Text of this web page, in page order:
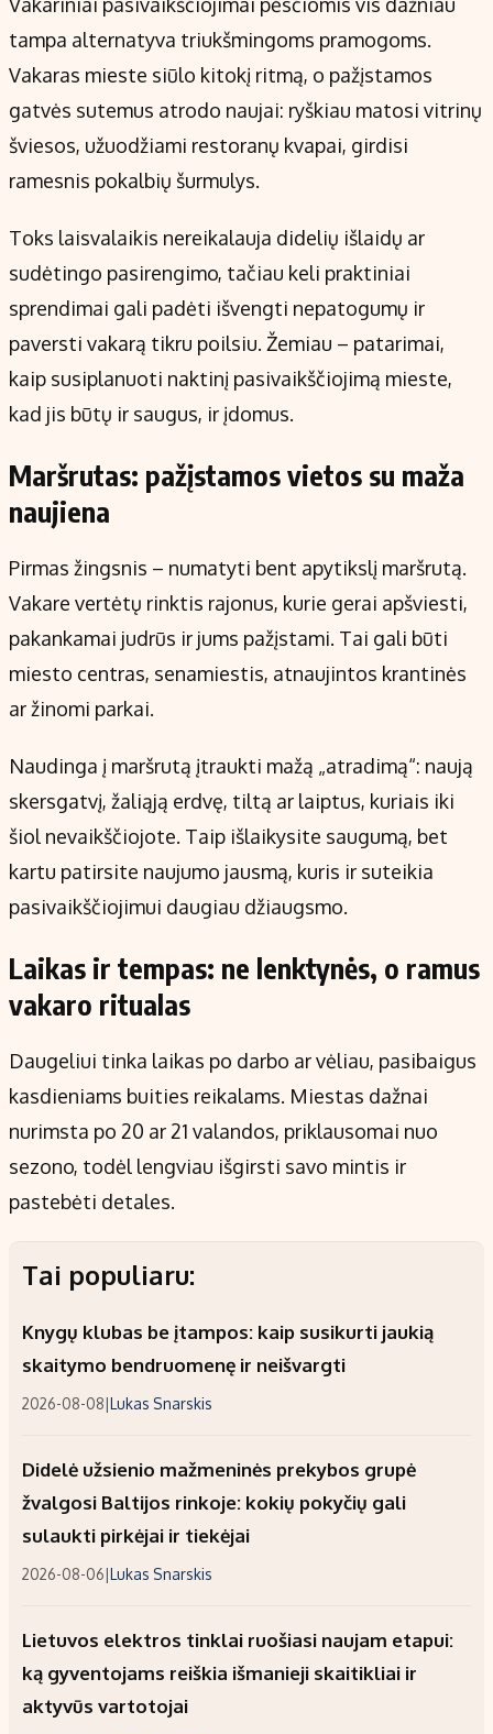
Kontaktai
Regionų naujienos
Indėlių palūkanos
tampa alternatyva triukšmingoms pramogoms.
Vakaras mieste siūlo kitokį ritmą, o pažįstamos
gatvės sutemus atrodo naujai: ryškiau matosi vitrinų
šviesos, užuodžiami restoranų kvapai, girdisi
ramesnis pokalbių šurmulys.
Toks laisvalaikis nereikalauja didelių išlaidų ar
sudėtingo pasirengimo, tačiau keli praktiniai
sprendimai gali padėti išvengti nepatogumų ir
paversti vakarą tikru poilsiu. Žemiau – patarimai,
kaip susiplanuoti naktinį pasivaikščiojimą mieste,
kad jis būtų ir saugus, ir įdomus.
Maršrutas: pažįstamos vietos su maža
naujiena
Pirmas žingsnis – numatyti bent apytikslį maršrutą.
Vakare vertėtų rinktis rajonus, kurie gerai apšviesti,
pakankamai judrūs ir jums pažįstami. Tai gali būti
miesto centras, senamiestis, atnaujintos krantinės
ar žinomi parkai.
Naudinga į maršrutą įtraukti mažą „atradimą“: naują
skersgatvį, žaliąją erdvę, tiltą ar laiptus, kuriais iki
šiol nevaikščiojote. Taip išlaikysite saugumą, bet
kartu patirsite naujumo jausmą, kuris ir suteikia
pasivaikščiojimui daugiau džiaugsmo.
Laikas ir tempas: ne lenktynės, o ramus
vakaro ritualas
Daugeliui tinka laikas po darbo ar vėliau, pasibaigus
kasdieniams buities reikalams. Miestas dažnai
nurimsta po 20 ar 21 valandos, priklausomai nuo
sezono, todėl lengviau išgirsti savo mintis ir
pastebėti detales.
Tai populiaru:
Knygų klubas be įtampos: kaip susikurti jaukią
skaitymo bendruomenę ir neišvargti
2026-08-08|Lukas Snarskis
Didelė užsienio mažmeninės prekybos grupė
žvalgosi Baltijos rinkoje: kokių pokyčių gali
sulaukti pirkėjai ir tiekėjai
2026-08-06|Lukas Snarskis
Lietuvos elektros tinklai ruošiasi naujam etapui:
ką gyventojams reiškia išmanieji skaitikliai ir
aktyvūs vartotojai